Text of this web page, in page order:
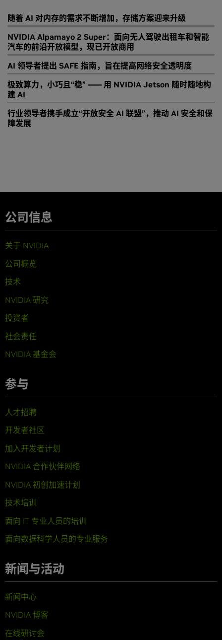
随着 AI 对内存的需求不断增加，存储方案迎来升级
NVIDIA Alpamayo 2 Super：面向无人驾驶出租车和智能
汽车的前沿开放模型，现已开放商用
AI 领导者提出 SAFE 指南，旨在提高网络安全透明度
极致算力，小巧且“稳” —— 用 NVIDIA Jetson 随时随地构
建 AI
行业领导者携手成立“开放安全 AI 联盟”，推动 AI 安全和保
障发展
公司信息
关于 NVIDIA
公司概览
技术
NVIDIA 研究
投资者
社会责任
NVIDIA 基金会
参与
人才招聘
开发者社区
加入开发者计划
NVIDIA 合作伙伴网络
NVIDIA 初创加速计划
技术培训
面向 IT 专业人员的培训
面向数据科学人员的专业服务
新闻与活动
新闻中心
NVIDIA 博客
在线研讨会